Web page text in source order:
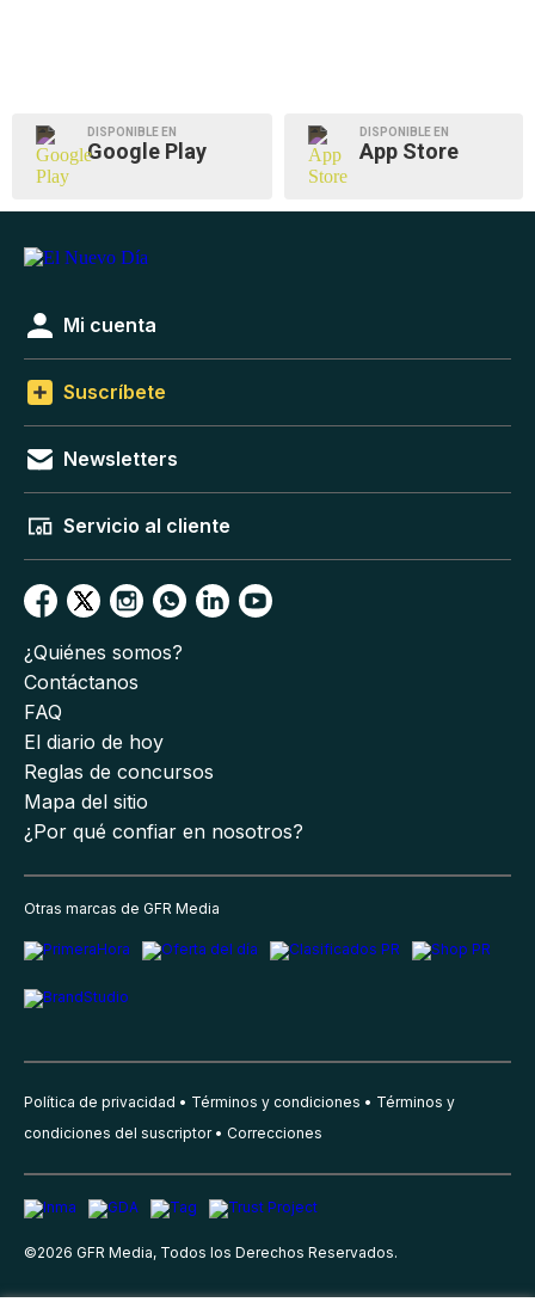
DISPONIBLE EN
Google Play
DISPONIBLE EN
App Store
Mi cuenta
Suscríbete
Newsletters
Servicio al cliente
¿Quiénes somos?
Contáctanos
FAQ
El diario de hoy
Reglas de concursos
Mapa del sitio
¿Por qué confiar en nosotros?
Otras marcas de GFR Media
Política de privacidad Términos y condiciones
Términos y
condiciones del suscriptor
Correcciones
©2026 GFR Media, Todos los Derechos Reservados.